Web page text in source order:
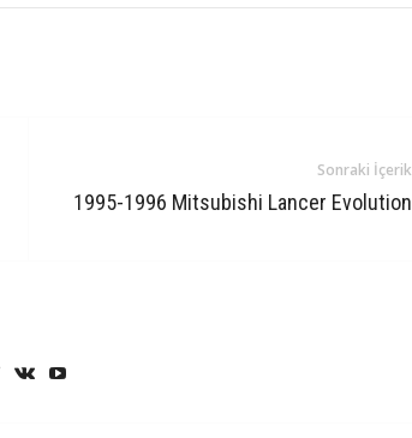
Sonraki İçerik
1995-1996 Mitsubishi Lancer Evolution